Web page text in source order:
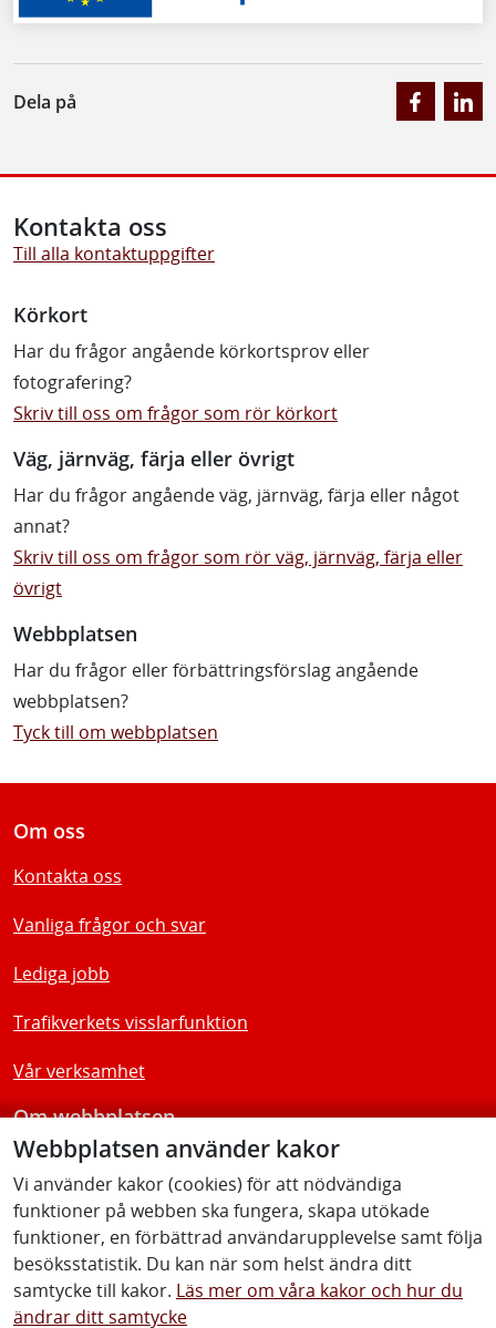
Dela på
Webbplatsen använder kakor
Vi använder kakor (cookies) för att nödvändiga
funktioner på webben ska fungera, skapa utökade
funktioner, en förbättrad användarupplevelse samt följa
besöksstatistik. Du kan när som helst ändra ditt
samtycke till kakor. Läs mer om våra kakor och hur du
ändrar ditt samtycke
Kontakta oss
Till alla kontaktuppgifter
Körkort
Har du frågor angående körkortsprov eller
fotografering?
Skriv till oss om frågor som rör körkort
Väg, järnväg, färja eller övrigt
Har du frågor angående väg, järnväg, färja eller något
annat?
Skriv till oss om frågor som rör väg, järnväg, färja eller
övrigt
Webbplatsen
Har du frågor eller förbättringsförslag angående
webbplatsen?
Tyck till om webbplatsen
Om oss
Kontakta oss
Vanliga frågor och svar
Lediga jobb
Trafikverkets visslarfunktion
Vår verksamhet
Om webbplatsen
Tillgänglighetsredogörelse
Följ oss